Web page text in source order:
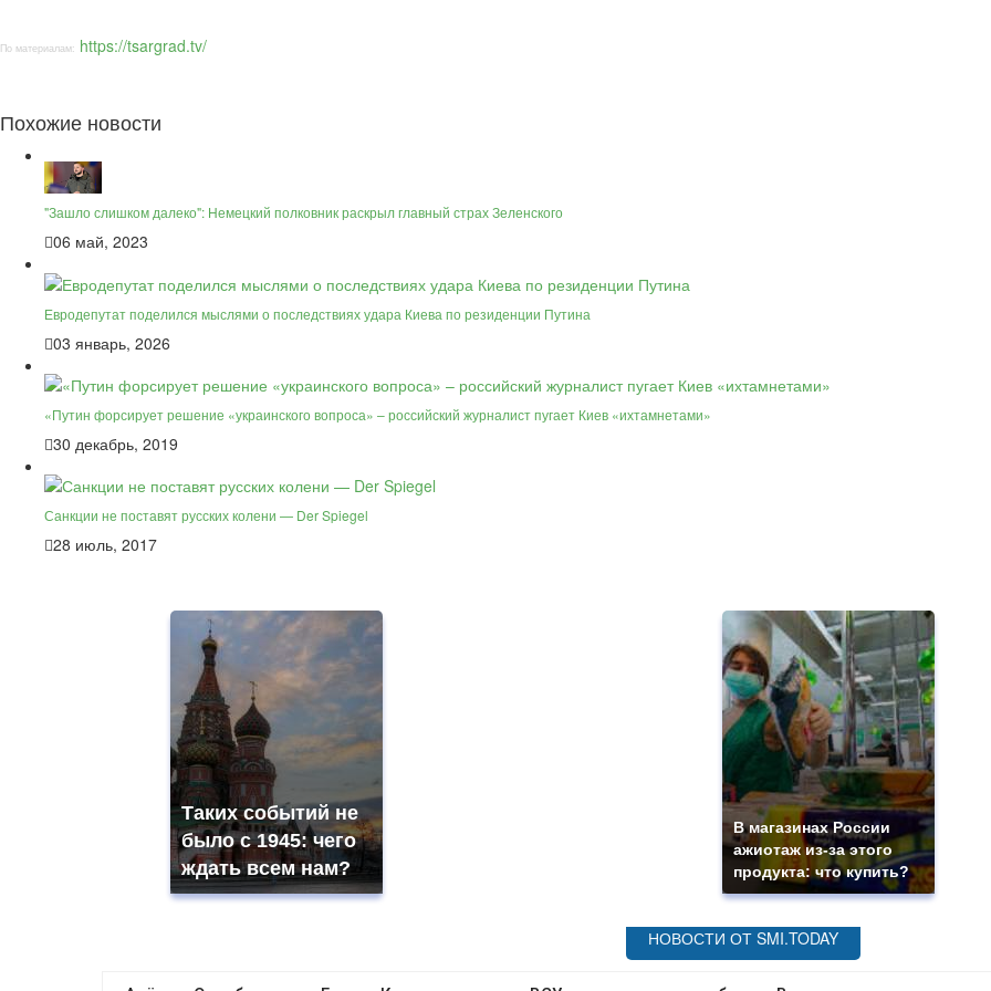
По материалам: https://tsargrad.tv/
Похожие новости
"Зашло слишком далеко": Немецкий полковник раскрыл главный страх Зеленского
06 май, 2023
Евродепутат поделился мыслями о последствиях удара Киева по резиденции Путина
03 январь, 2026
«Путин форсирует решение «украинского вопроса» – российский журналист пугает Киев «ихтамнетами»
30 декабрь, 2019
Санкции не поставят русских колени — Der Spiegel
28 июль, 2017
Таких событий не
было с 1945: чего
ждать всем нам?
В магазинах России
ажиотаж из-за этого
продукта: что купить?